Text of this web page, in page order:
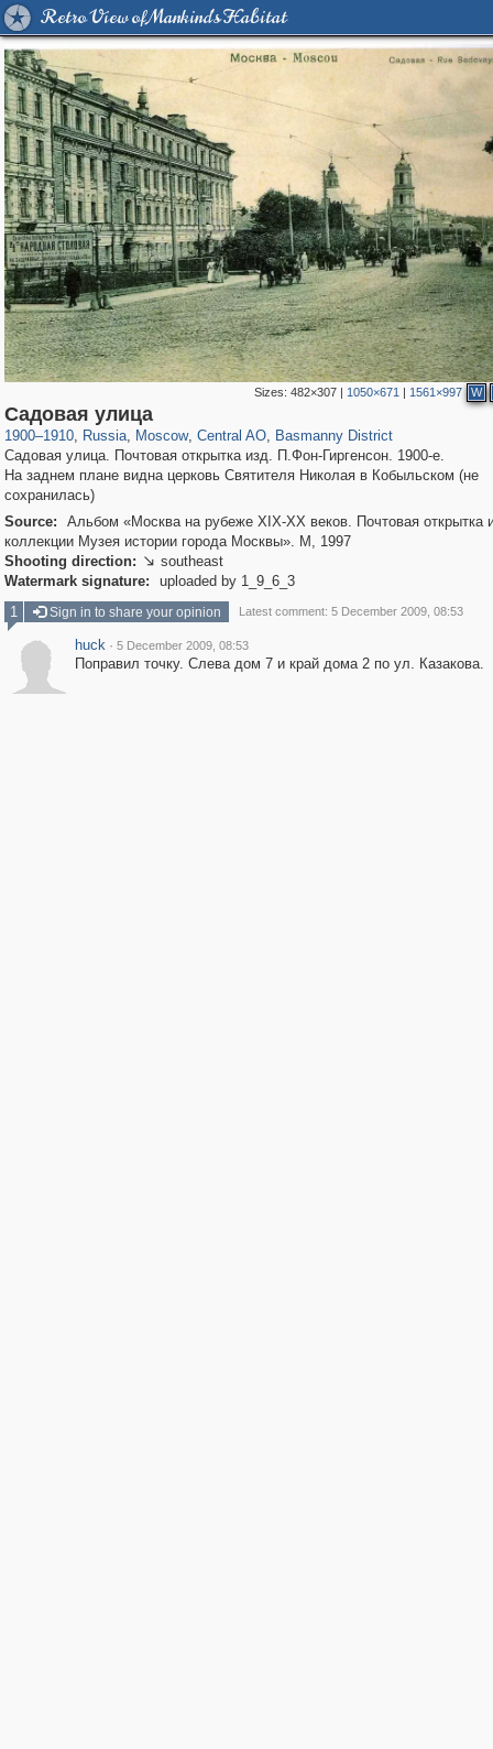
Retro View of Mankind's Habitat
Sizes:482×307 | 1050×671 | 1561×997 W
Садовая улица
1900–1910, Russia
1,407,206
, Moscow
319,878 8,286
, Central AO
160,021
, Basmanny District
Садовая улица. Почтовая открытка изд. П.Фон-Гиргенсон. 1900-е.
На заднем плане видна церковь Святителя Николая в Кобыльском (не
сохранилась)
Source:
Альбом «Москва на рубеже XIX-XX веков. Почтовая открытка
коллекции Музея истории города Москвы». М, 1997
Shooting direction:  southeast
Watermark signature:
uploaded by 1_9_6_3
1
Sign in to share your opinion Latest comment: 5 December 2009, 08:53
huck · 5 December 2009, 08:53
Поправил точку. Слева дом 7 и край дома 2 по ул. Казакова.